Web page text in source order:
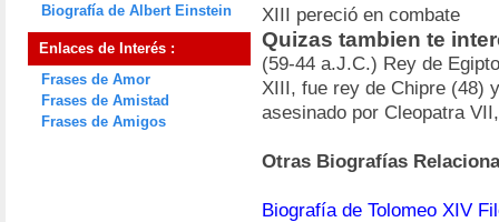
Biografía de Albert Einstein
Enlaces de Interés :
Frases de Amor
Frases de Amistad
Frases de Amigos
XIII pereció en combate
Quizas tambien te
(59-44 a.J.C.) Rey de
XIII, fue rey de Chipre (48)
asesinado por Cleopatra
Otras Biografías
Biografía de Tolomeo XIV